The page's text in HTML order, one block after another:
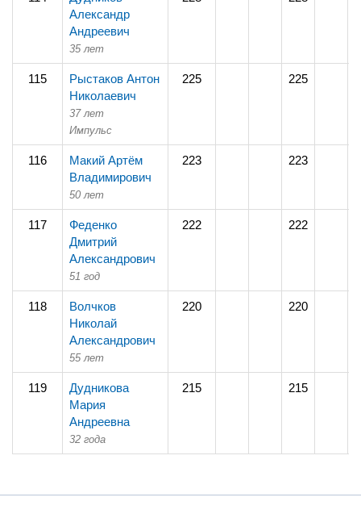
Александр
Андреевич
35 лет
115
Рыстаков Антон
Николаевич
37 лет
Импульс
225 225
116
Макий Артём
Владимирович
50 лет
223 223
117
Феденко
Дмитрий
Александрович
51 год
222 222
118
Волчков
Николай
Александрович
55 лет
220 220
119
Дудникова
Мария
Андреевна
32 года
215 215